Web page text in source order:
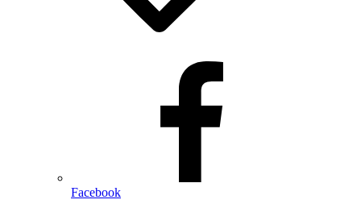
Facebook